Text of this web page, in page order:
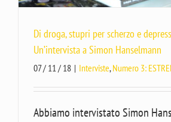
Di droga, stupri per scherzo e
Un’intervista a Simon Hanselmann
07 / 11 / 18 | Interviste,Numero 3:
Abbiamo intervistato Simon